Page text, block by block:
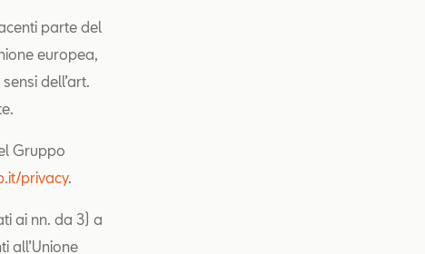
parte del
europea,
dell’art.
Gruppo
privacy.
ai nn. da 3) a
all’Unione